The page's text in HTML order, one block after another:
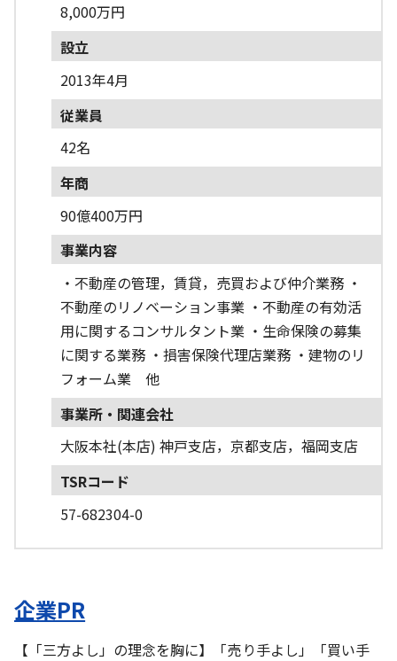
8,000万円
設立
2013年4月
従業員
42名
年商
90億400万円
事業内容
・不動産の管理，賃貸，売買および仲介業務 ・
不動産のリノベーション事業 ・不動産の有効活
用に関するコンサルタント業 ・生命保険の募集
に関する業務 ・損害保険代理店業務 ・建物のリ
フォーム業 他
事業所・関連会社
大阪本社(本店) 神戸支店，京都支店，福岡支店
TSRコード
57-682304-0
企業PR
【「三方よし」の理念を胸に】「売り手よし」「買い手